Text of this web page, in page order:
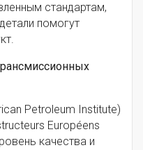
стандартам,
помогут
Petroleum Institute)
Européens
качества и